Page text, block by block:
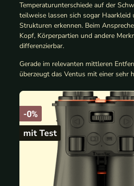
Temperaturunterschiede auf der
teilweise lassen sich sogar Haarkleid
Strukturen erkennen. Beim
Kopf, Körperpartien und andere
differenzierbar.
Gerade im relevanten mittleren
überzeugt das Ventus mit einer sehr
-0%
mit Test